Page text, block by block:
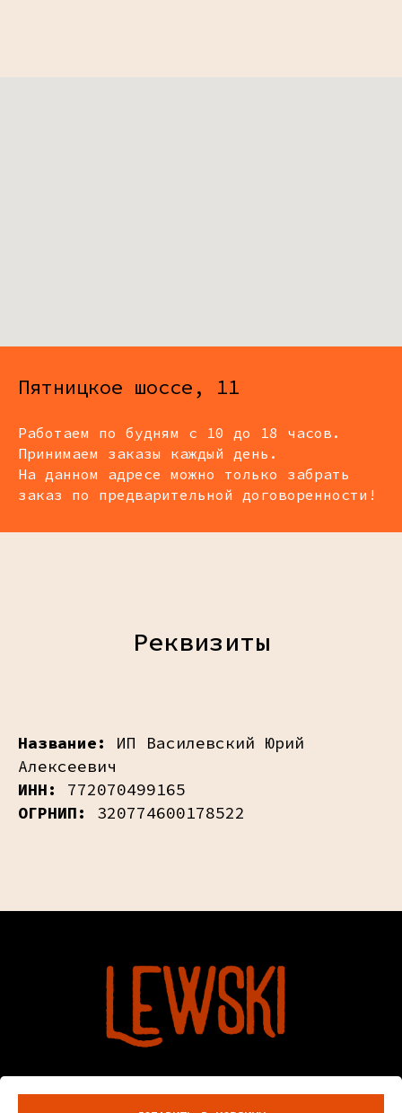
Пятницкое шоссе, 11
Работаем по будням с 10 до 18 часов.
Принимаем заказы каждый день.
На данном адресе можно только забрать
заказ по предварительной договоренности!
Реквизиты
Название:
ИП Василевский Юрий
Алексеевич
ИНН:
772070499165
ОГРНИП:
320774600178522